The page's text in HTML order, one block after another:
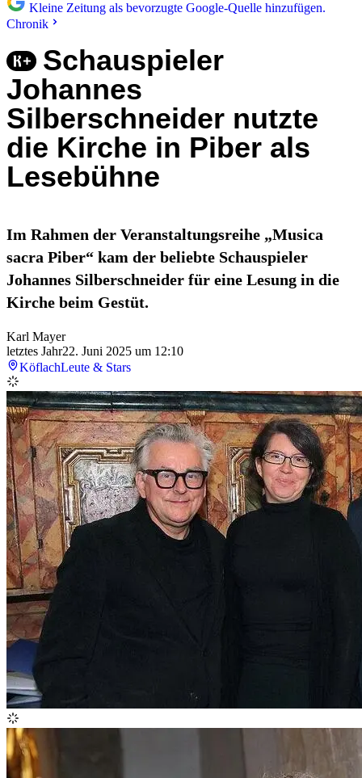
Kleine Zeitung als bevorzugte Google-Quelle hinzufügen.
Chronik
Schauspieler
Johannes
Silberschneider nutzte
die Kirche in Piber als
Lesebühne
Im Rahmen der Veranstaltungsreihe „Musica
sacra Piber“ kam der beliebte Schauspieler
Johannes Silberschneider für eine Lesung in die
Kirche beim Gestüt.
Karl Mayer
letztes Jahr22. Juni 2025 um 12:10
KöflachLeute & Stars